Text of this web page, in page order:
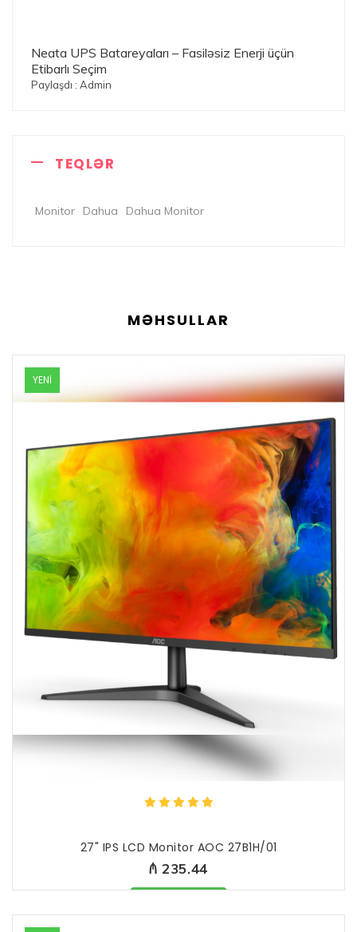
Neata UPS Batareyaları – Fasiləsiz Enerji üçün
Etibarlı Seçim
Paylaşdı : Admin
TEQLƏR
Monitor Dahua Dahua Monitor
MƏHSULLAR
YENI
27" IPS LCD Monitor AOC 27B1H/01
₼ 235.44
Məhsul mövcuddur